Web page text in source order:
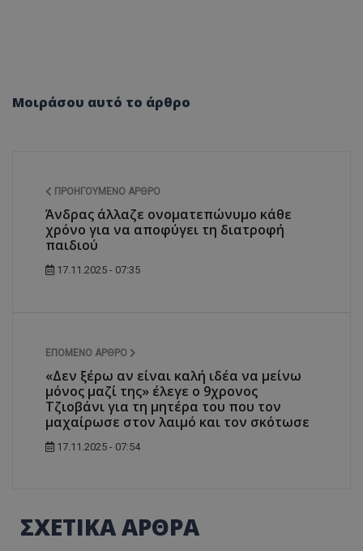
Μοιράσου αυτό το άρθρο
ΠΡΟΗΓΟΎΜΕΝΟ ΆΡΘΡΟ
Άνδρας άλλαζε ονοματεπώνυμο κάθε
χρόνο για να αποφύγει τη διατροφή
παιδιού
17.11.2025 - 07:35
ΕΠΌΜΕΝΟ ΆΡΘΡΟ
«Δεν ξέρω αν είναι καλή ιδέα να μείνω
μόνος μαζί της» έλεγε ο 9χρονος
Τζιοβάνι για τη μητέρα του που τον
μαχαίρωσε στον λαιμό και τον σκότωσε
17.11.2025 - 07:54
ΣΧΕΤΙΚΑ ΑΡΘΡΑ